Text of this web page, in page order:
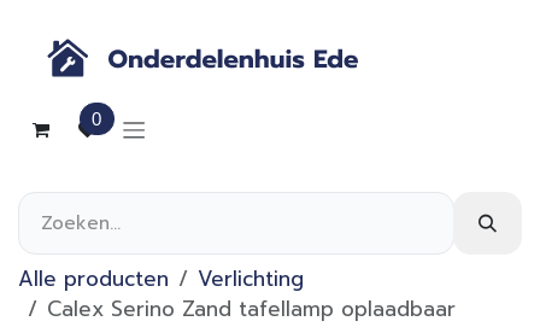
0
Alle producten
Verlichting
Calex Serino Zand tafellamp oplaadbaar